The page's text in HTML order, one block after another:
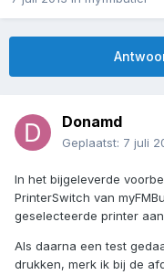
Donamd
Geplaatst: 7 juli
In het bijgeleverde
PrinterSwitch van
geselecteerde printer
Als daarna een test
drukken, merk ik bij de